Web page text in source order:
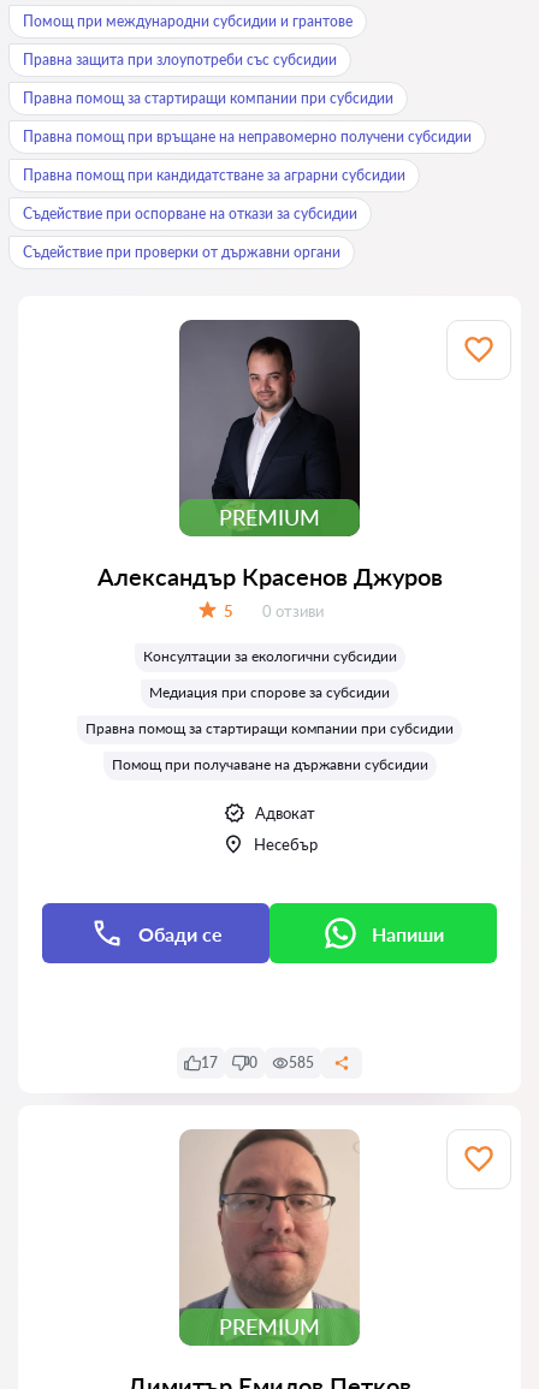
Помощ при международни субсидии и грантове
Правна защита при злоупотреби със субсидии
Правна помощ за стартиращи компании при субсидии
Правна помощ при връщане на неправомерно получени субсидии
Правна помощ при кандидатстване за аграрни субсидии
Съдействие при оспорване на откази за субсидии
Съдействие при проверки от държавни органи
PREMIUM
Александър Красенов Джуров
5 Отзиви:
0 отзиви
Консултации за екологични субсидии
Медиация при спорове за субсидии
Правна помощ за стартиращи компании при субсидии
Помощ при получаване на държавни субсидии
Адвокат
Нeсeбър
Обади се Напиши
17 0 585
PREMIUM